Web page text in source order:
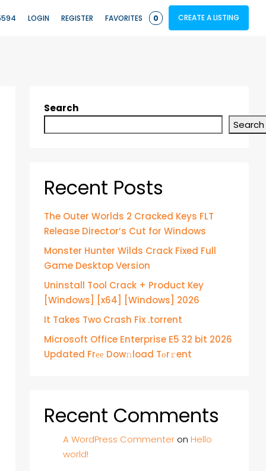
LOGIN REGISTER FAVORITES 0 CREATE A LISTING
Search
Search
Recent Posts
The Outer Worlds 2 Cracked Keys FLT
Release Director’s Cut for Windows
Monster Hunter Wilds Crack Fixed Full
Game Desktop Version
Uninstall Tool Crack + Product Key
[Windows] [x64] [Windows] 2026
It Takes Two Crash Fix .torrent
Microsoft Office Enterprise E5 32 bit 2026
Updated Frее Dow𝚗load Tоr𝚛ent
Recent Comments
A WordPress Commenter on Hello
world!